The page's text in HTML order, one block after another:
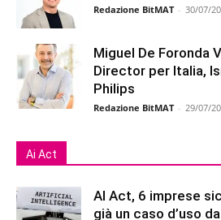
Redazione BitMAT - 30/07/
Miguel De Foronda
Director per Italia,
Philips
Redazione BitMAT - 29/07/
Ai Act
AI Act, 6 imprese
già un caso d’uso